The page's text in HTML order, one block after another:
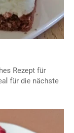
Rezept für
für die nächste